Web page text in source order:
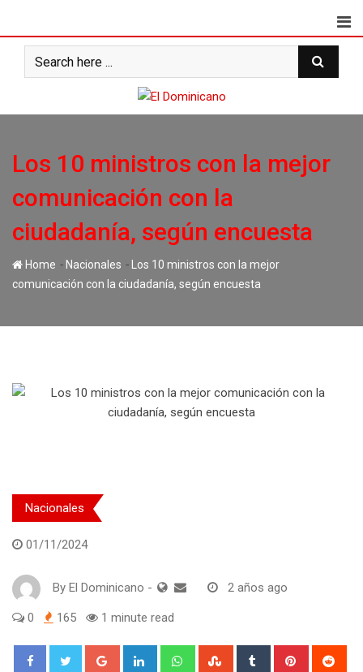
content
Los 10 ministros con la mejor
comunicación con la
ciudadanía, según encuesta
Home - Nacionales -
Los 10 ministros con la mejor
comunicación con la ciudadanía, según encuesta
Nacionales
01/11/2024
By El Dominicano - 2 años ago
0 165 1 minute read
Google+ LinkedIn WhatsappStumbleUpon
Tumblr Pinterest